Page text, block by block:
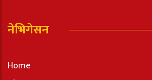
नेभिगेसन
Home